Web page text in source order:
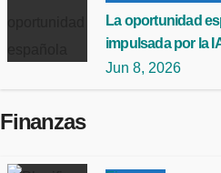
La oportunidad
impulsada por la
Jun 8, 2026
Finanzas